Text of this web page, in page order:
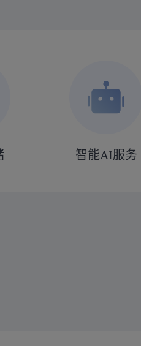
智能AI服务